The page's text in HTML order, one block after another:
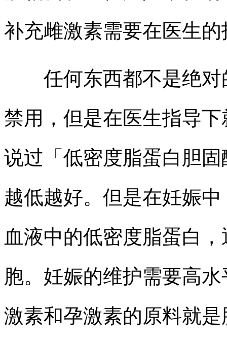
补充雌激素需要在医生
任何东西都不是绝对
禁用，但是在医生指导
说过「低密度脂蛋白胆
越低越好。但是在妊娠
血液中的低密度脂蛋白
胞。妊娠的维护需要高
激素和孕激素的原料就